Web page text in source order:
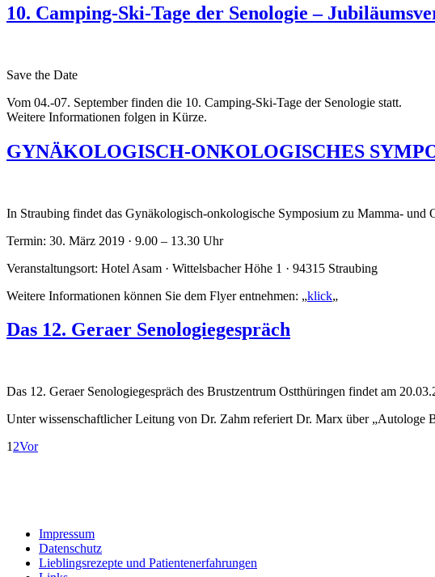
10. Camping-Ski-Tage der Senologie –
Save the Date
Vom 04.-07. September finden die 10. Camping-Ski-Tage der Senologie statt.
Weitere Informationen folgen in Kürze.
GYNÄKOLOGISCH-ONKOLOGISCHES
In Straubing findet das Gynäkologisch-onkologische Symposium zu Mamma- und
Termin: 30. März 2019 · 9.00 – 13.30 Uhr
Veranstaltungsort: Hotel Asam · Wittelsbacher Höhe 1 · 94315 Straubing
Weitere Informationen können Sie dem Flyer entnehmen: „klick„
Das 12. Geraer Senologiegespräch
Das 12. Geraer Senologiegespräch des Brustzentrum Ostthüringen findet am
Unter wissenschaftlicher Leitung von Dr. Zahm referiert Dr. Marx über „Autologe
1 2Vor
Impressum
Datenschutz
Lieblingsrezepte und Patientenerfahrungen